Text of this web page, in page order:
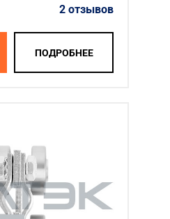
2 отзывов
ПОДРОБНЕЕ